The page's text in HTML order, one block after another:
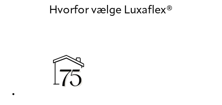
Hvorfor vælge Luxaflex®